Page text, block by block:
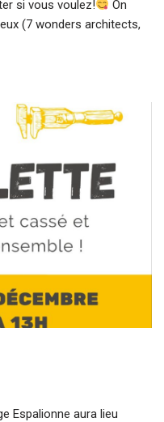
si vous voulez!
On
(7 wonders architects,
Espalionne aura lieu